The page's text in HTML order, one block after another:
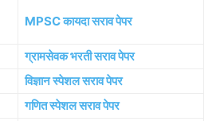
MPSC कायदा सराव पेपर
ग्रामसेवक भरती सराव पेपर
विज्ञान स्पेशल सराव पेपर
गणित स्पेशल सराव पेपर